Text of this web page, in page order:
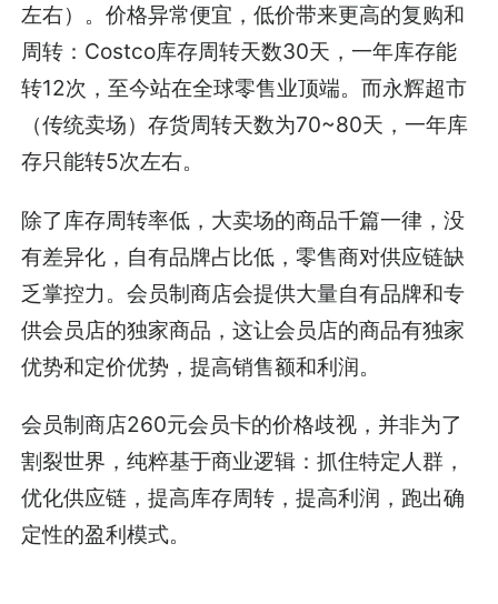
左右）。价格异常便宜，低价带来更高的复购和
周转：Costco库存周转天数30天，一年库存能
转12次，至今站在全球零售业顶端。而永辉超市
（传统卖场）存货周转天数为70~80天，一年库
存只能转5次左右。
除了库存周转率低，大卖场的商品千篇一律，没
有差异化，自有品牌占比低，零售商对供应链缺
乏掌控力。会员制商店会提供大量自有品牌和专
供会员店的独家商品，这让会员店的商品有独家
优势和定价优势，提高销售额和利润。
会员制商店260元会员卡的价格歧视，并非为了
割裂世界，纯粹基于商业逻辑：抓住特定人群，
优化供应链，提高库存周转，提高利润，跑出确
定性的盈利模式。